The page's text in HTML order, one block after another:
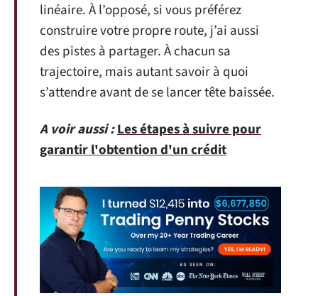
linéaire. À l’opposé, si vous préférez
construire votre propre route, j’ai aussi
des pistes à partager. À chacun sa
trajectoire, mais autant savoir à quoi
s’attendre avant de se lancer tête baissée.
A voir aussi :Les étapes à suivre pour
garantir l'obtention d'un crédit